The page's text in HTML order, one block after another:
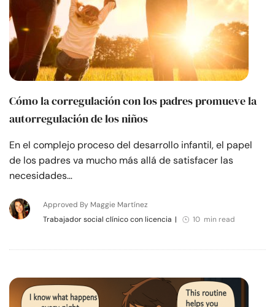
Cómo la corregulación con los padres promueve la
autorregulación de los niños
En el complejo proceso del desarrollo infantil, el papel
de los padres va mucho más allá de satisfacer las
necesidades…
Approved By Maggie Martínez
Trabajador social clínico con licencia | 10 min read